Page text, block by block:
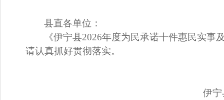
县直各单位：
《伊宁县2026年度为民承诺十件惠民实事
请认真抓好贯彻落实。
伊宁